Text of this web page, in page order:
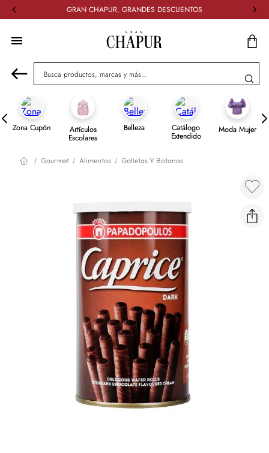
GRAN CHAPUR, GRANDES DESCUENTOS
Busca productos, marcas y más...
Zona Cupón Artículos
Escolares
Belleza Catálogo
Extendido
Moda Mujer
Gourmet Alimentos Galletas Y Botanas